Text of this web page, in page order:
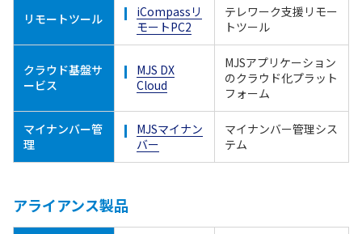
リモートツール
iCompassリ
モートPC2
テレワーク支援リモー
トツール
クラウド基盤サ
ービス
MJS DX
Cloud
MJSアプリケーション
のクラウド化プラット
フォーム
マイナンバー管
理
MJSマイナン
バー
マイナンバー管理シス
テム
アライアンス製品